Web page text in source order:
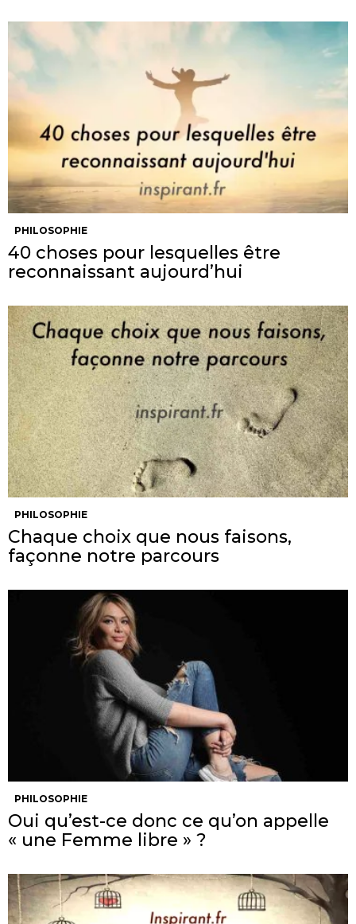
PHILOSOPHIE
40 choses pour lesquelles être
reconnaissant aujourd’hui
PHILOSOPHIE
Chaque choix que nous faisons,
façonne notre parcours
PHILOSOPHIE
Oui qu’est-ce donc ce qu’on appelle
« une Femme libre » ?